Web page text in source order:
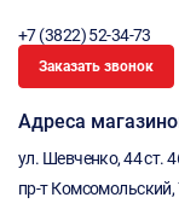
+7 (3822) 52-34-73
Заказать звонок
Адреса
ул. Шевченко, 44 ст.
пр-т Комсомольский,